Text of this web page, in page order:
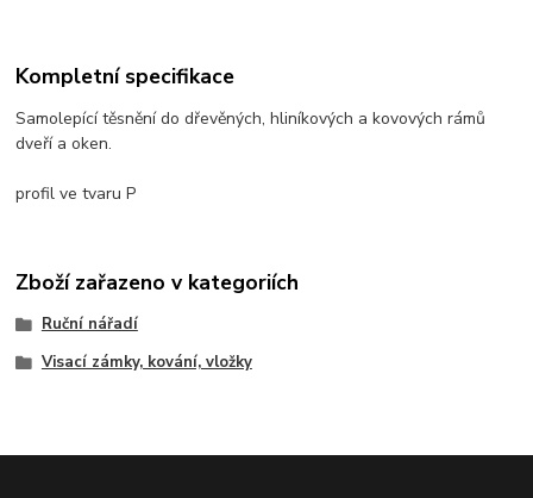
Kompletní specifikace
Samolepící těsnění do dřevěných, hliníkových a kovových rámů
dveří a oken.
profil ve tvaru P
Zboží zařazeno v kategoriích
Ruční nářadí
Visací zámky, kování, vložky